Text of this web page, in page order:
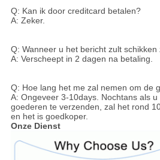
Q: Kan ik door creditcard betalen?
A: Zeker.
Q: Wanneer u het bericht zult
A: Verscheept in 2 dagen na betaling.
Q: Hoe lang het me zal nemen om de
A: Ongeveer 3-10days. Nochtans als
goederen te verzenden, zal het rond
en het is goedkoper.
Onze Dienst